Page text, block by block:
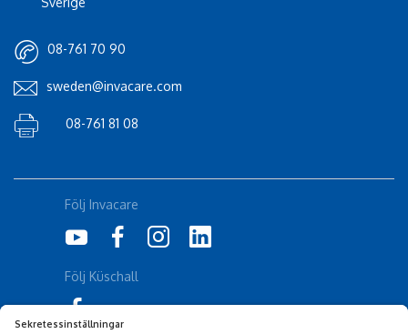
08-761 70 90
sweden@invacare.com
08-761 81 08
Följ Invacare
Följ Küschall